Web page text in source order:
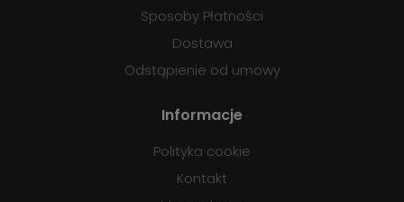
Sposoby Płatności
Dostawa
Odstąpienie od umowy
Informacje
Polityka cookie
Kontakt